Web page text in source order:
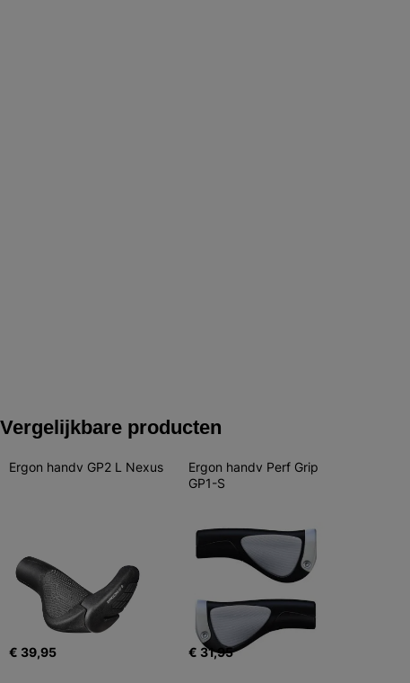
Vergelijkbare producten
Ergon handv GP2 L Nexus
€ 39,95
Ergon handv Perf Grip
GP1-S
€ 31,95